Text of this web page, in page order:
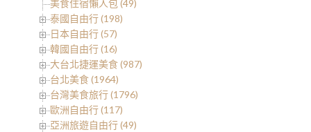
美食住宿懶人包 (49)
泰國自由行 (198)
日本自由行 (57)
韓國自由行 (16)
大台北捷運美食 (987)
台北美食 (1964)
台灣美食旅行 (1796)
歐洲自由行 (117)
亞洲旅遊自由行 (49)